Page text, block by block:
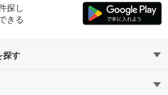
探し
きる
探す